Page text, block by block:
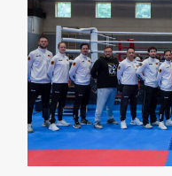
Sechs
positive